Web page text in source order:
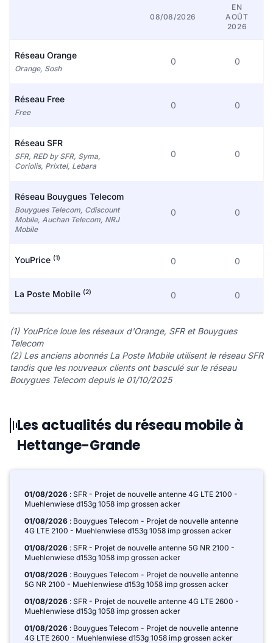
08/08/2026
EN
AOÛT
2026
Réseau Orange
Orange, Sosh
0 0
Réseau Free
Free
0 0
Réseau SFR
SFR, RED by SFR, Syma,
Coriolis, Prixtel, Lebara
0 0
Réseau Bouygues Telecom
Bouygues Telecom, Cdiscount
Mobile, Auchan Telecom, NRJ
Mobile
0 0
YouPrice (1) 0 0
La Poste Mobile (2) 0 0
(1) YouPrice loue les réseaux d'Orange, SFR et Bouygues
Telecom
(2) Les anciens abonnés La Poste Mobile utilisent le réseau SFR
tandis que les nouveaux clients ont basculé sur le réseau
Bouygues Telecom depuis le 01/10/2025
Les actualités du réseau mobile à
Hettange-Grande
01/08/2026 : SFR - Projet de nouvelle antenne 4G LTE 2100 -
Muehlenwiese d153g 1058 imp grossen acker
01/08/2026 : Bouygues Telecom - Projet de nouvelle antenne
4G LTE 2100 - Muehlenwiese d153g 1058 imp grossen acker
01/08/2026 : SFR - Projet de nouvelle antenne 5G NR 2100 -
Muehlenwiese d153g 1058 imp grossen acker
01/08/2026 : Bouygues Telecom - Projet de nouvelle antenne
5G NR 2100 - Muehlenwiese d153g 1058 imp grossen acker
01/08/2026 : SFR - Projet de nouvelle antenne 4G LTE 2600 -
Muehlenwiese d153g 1058 imp grossen acker
01/08/2026 : Bouygues Telecom - Projet de nouvelle antenne
4G LTE 2600 - Muehlenwiese d153g 1058 imp grossen acker